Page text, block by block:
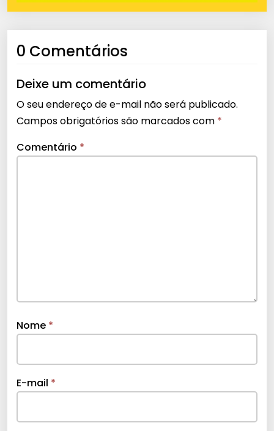
0 Comentários
Deixe um comentário
O seu endereço de e-mail não será publicado.
Campos obrigatórios são marcados com *
Comentário *
Nome *
E-mail *